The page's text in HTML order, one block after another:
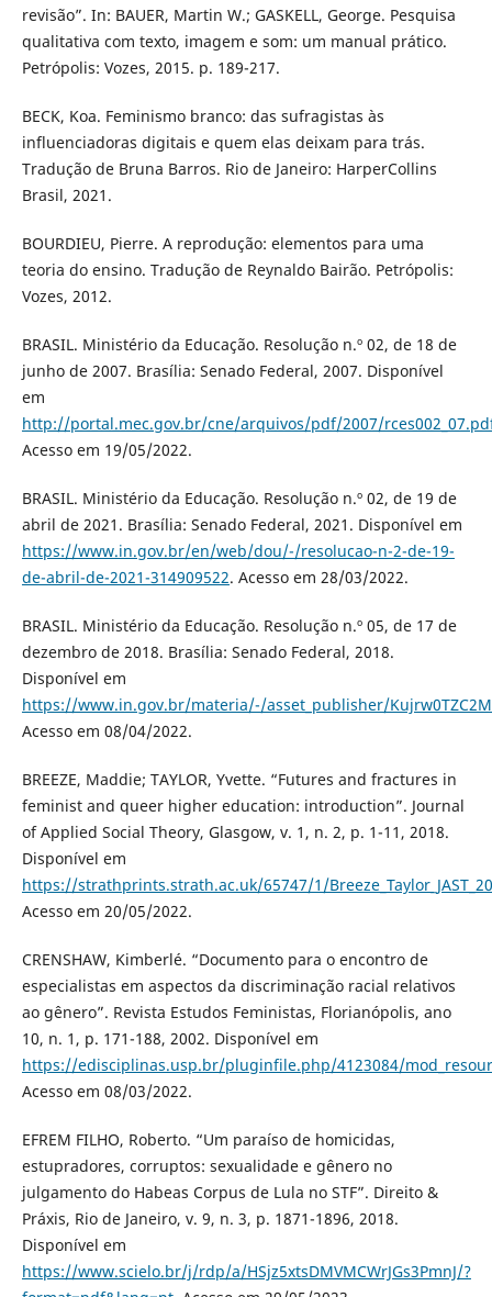
revisão”. In: BAUER, Martin W.; GASKELL, George. Pesquisa
qualitativa com texto, imagem e som: um manual prático.
Petrópolis: Vozes, 2015. p. 189-217.
BECK, Koa. Feminismo branco: das sufragistas às
influenciadoras digitais e quem elas deixam para trás.
Tradução de Bruna Barros. Rio de Janeiro: HarperCollins
Brasil, 2021.
BOURDIEU, Pierre. A reprodução: elementos para uma
teoria do ensino. Tradução de Reynaldo Bairão. Petrópolis:
Vozes, 2012.
BRASIL. Ministério da Educação. Resolução n.º 02, de 18 de
junho de 2007. Brasília: Senado Federal, 2007. Disponível
em
http://portal.mec.gov.br/cne/arquivos/pdf/2007/
Acesso em 19/05/2022.
BRASIL. Ministério da Educação. Resolução n.º 02, de 19 de
abril de 2021. Brasília: Senado Federal, 2021. Disponível em
https://www.in.gov.br/en/web/dou/-/resolucao-n-2-de-19-
de-abril-de-2021-314909522. Acesso em 28/03/2022.
BRASIL. Ministério da Educação. Resolução n.º 05, de 17 de
dezembro de 2018. Brasília: Senado Federal, 2018.
Disponível em
https://www.in.gov.br/materia/-/asset_publisher/
Acesso em 08/04/2022.
BREEZE, Maddie; TAYLOR, Yvette. “Futures and fractures in
feminist and queer higher education: introduction”. Journal
of Applied Social Theory, Glasgow, v. 1, n. 2, p. 1-11, 2018.
Disponível em
https://strathprints.strath.ac.uk/65747/1/
Acesso em 20/05/2022.
CRENSHAW, Kimberlé. “Documento para o encontro de
especialistas em aspectos da discriminação racial relativos
ao gênero”. Revista Estudos Feministas, Florianópolis, ano
10, n. 1, p. 171-188, 2002. Disponível em
https://edisciplinas.usp.br/pluginfile.php/4123084/
Acesso em 08/03/2022.
EFREM FILHO, Roberto. “Um paraíso de homicidas,
estupradores, corruptos: sexualidade e gênero no
julgamento do Habeas Corpus de Lula no STF”. Direito &
Práxis, Rio de Janeiro, v. 9, n. 3, p. 1871-1896, 2018.
Disponível em
https://www.scielo.br/j/rdp/a/HSjz5xtsDMVMCWrJGs3PmnJ/?